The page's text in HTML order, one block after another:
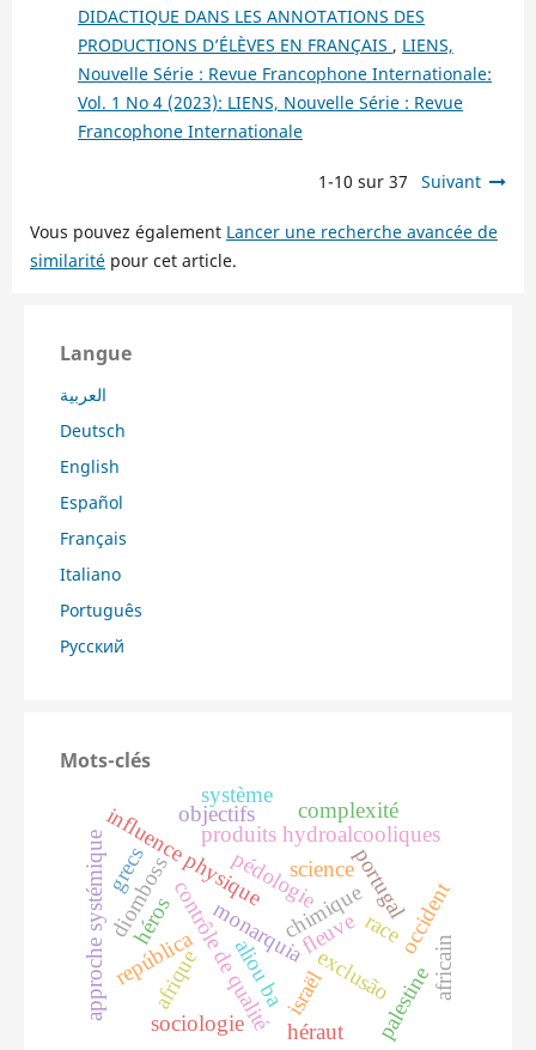
DIDACTIQUE DANS LES ANNOTATIONS DES
PRODUCTIONS D’ÉLÈVES EN FRANÇAIS , LIENS,
Nouvelle Série : Revue Francophone Internationale:
Vol. 1 No 4 (2023): LIENS, Nouvelle Série : Revue
Francophone Internationale
1-10 sur 37 Suivant
Vous pouvez également Lancer une recherche avancée de
similaritépour cet article.
Langue
العربية
Deutsch
English
Español
Français
Italiano
Português
Русский
Mots-clés
influence physique chimique
fleuve
diomboss pédologie
produits hydroalcooliques
contrôle de qualité
monarquia
república
portugal
exclusão
afrique israël palestine
objectifs
aliou ba
occident
sociologie
système
approche systémique
complexité
science
africain
race
héraut
héros
grecs